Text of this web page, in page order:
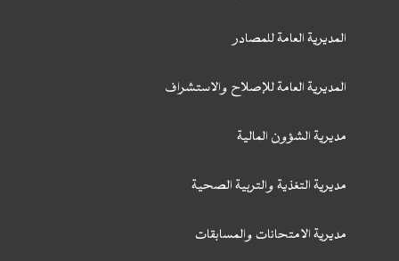
المديرية العامة للمصادر
المديرية العامة للإصلاح والاستشراف
مديرية الشؤون المالية
مديرية التغذية والتربية الصحية
مديرية الامتحانات والمسابقات